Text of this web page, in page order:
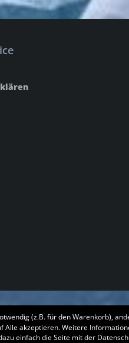
(z.B. für den Warenkorb),
Alle akzeptieren. Weitere
einfach die Seite mit der